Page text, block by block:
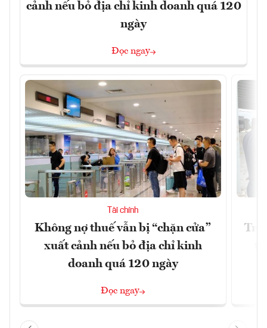
cảnh nếu bỏ địa chỉ kinh doanh quá 120
ngày
Đọc ngay
Tài chính
Không nợ thuế vẫn bị “chặn cửa”
xuất cảnh nếu bỏ địa chỉ kinh
doanh quá 120 ngày
Đọc ngay